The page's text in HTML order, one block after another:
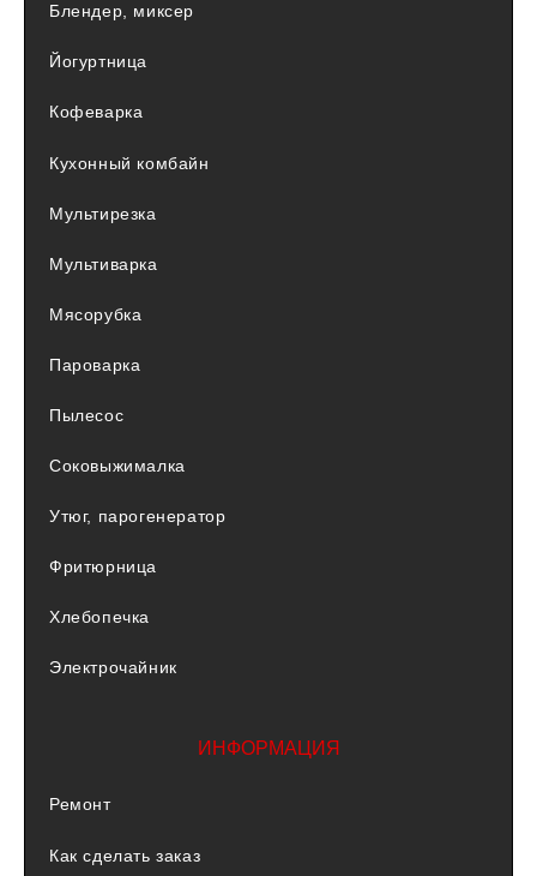
Блендер, миксер
Йогуртница
Кофеварка
Кухонный комбайн
Мультирезка
Мультиварка
Мясорубка
Пароварка
Пылесос
Соковыжималка
Утюг, парогенератор
Фритюрница
Хлебопечка
Электрочайник
ИНФОРМАЦИЯ
Ремонт
Как сделать заказ